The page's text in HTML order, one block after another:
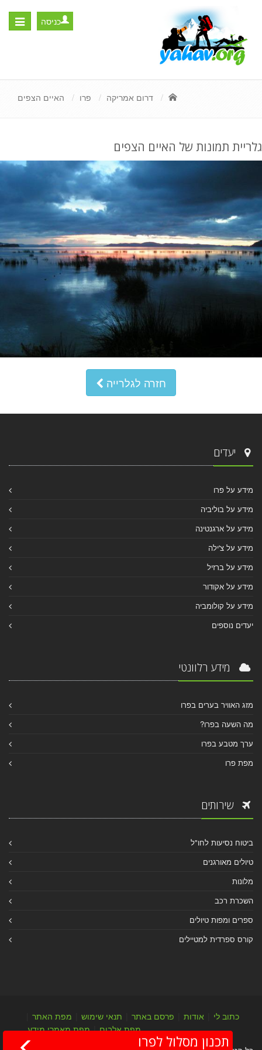
Toggle
כניסה
דרום אמריקה פרו האיים הצפים
גלריית תמונות של האיים הצפים
חזרה לגלרייה
יעדים
מידע על פרו
מידע על בוליביה
מידע על ארגנטינה
מידע על צ'ילה
מידע על ברזיל
מידע על אקודור
מידע על קולומביה
יעדים נוספים
מידע רלוונטי
מזג האוויר בערים בפרו
מה השעה בפרו?
ערך מטבע בפרו
מפת פרו
שירותים
ביטוח נסיעות לחו"ל
טיולים מאורגנים
מלונות
השכרת רכב
ספרים ומפות טיולים
קורס ספרדית למטיילים
כתוב לי אודות פרסם באתר תנאי שימוש מפת האתר
מפת אלבום|מפת מאמרי מידע
תכנון מסלול לפרו